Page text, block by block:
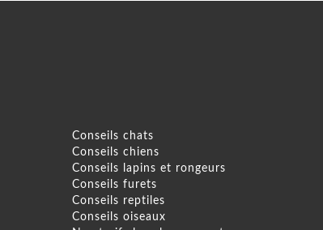
Conseils chats
Conseils chiens
Conseils lapins et rongeurs
Conseils furets
Conseils reptiles
Conseils oiseaux